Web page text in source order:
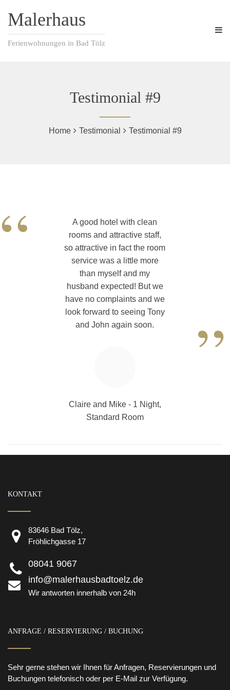
Malerhaus
Ferienwohnungen in Bad Tölz
Testimonial #9
Home Testimonial Testimonial #9
A good hotel with clean
rooms and attractive staff,
so attractive in fact the room
service was a little more
than myself and my
husband expected! But we
have no complaints and we
look forward to seeing Tony
and John again soon.
”
Claire and Mike - 1 Night,
Standard Room
KONTAKT
83646 Bad Tölz,
Fröhlichgasse 17
08041 9067
info@malerhausbadtoelz.de
Wir antworten innerhalb von 24h
ANFRAGE / RESERVIERUNG / BUCHUNG
Sehr gerne stehen wir Ihnen für Anfragen, Reservierungen und
Buchungen telefonisch oder per E-Mail zur Verfügung.